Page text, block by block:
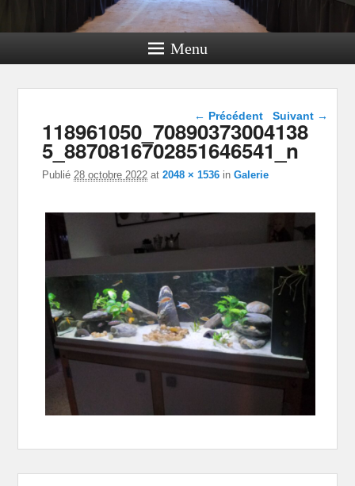
Menu
Navigation dans les
images
← Précédent Suivant →
118961050_70890373004138
5_8870816702851646541_n
Publié 28 octobre 2022 at2048 × 1536 inGalerie